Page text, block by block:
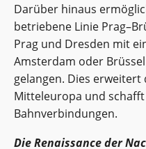
Darüber hinaus
betriebene Linie
Prag und Dresden mit
Amsterdam oder
gelangen. Dies
Mitteleuropa und
Bahnverbindungen.
Die Renaissance der